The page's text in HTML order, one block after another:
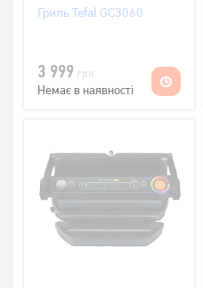
Гриль Tefal GC3060
3 999
Немає в наявності